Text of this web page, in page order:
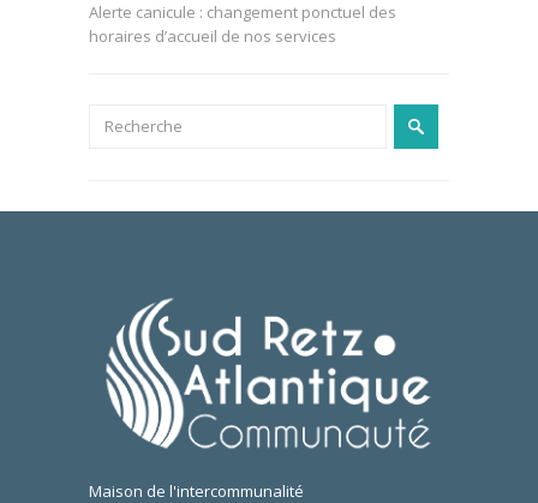
Alerte canicule : changement ponctuel des
horaires d’accueil de nos services
Maison de l'intercommunalité